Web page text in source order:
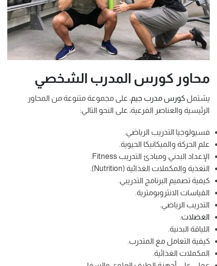
محاور كورس المدرب الشخصي
يشتمل كورس مدرب جيم، على مجموعة متنوعة من المحاور
الرئيسية والعناصر الفرعية، على النحو التالي:
فسيولوجيا التدريب الرياضي.
علم الحركة والميكانيكا الحيوية.
الإعداد البدني ومبادئ التدريب Fitness.
التغذية والمكملات الغذائية (Nutrition).
كيفية تصميم البرنامج التدريبي.
القياسات الانثروبومترية.
التدريب الرياضي.
العضلات.
اللياقة البدنية.
كيفية التعامل مع المتدرب.
المكملات الغذائية.